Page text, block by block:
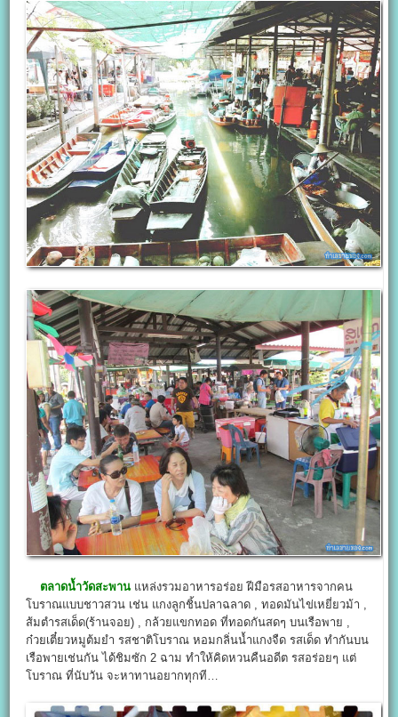
ตลาดน้ำวัดสะพาน แหล่งรวมอาหารอร่อย ฝีมือรสอาหารจากคน
โบราณแบบชาวสวน เช่น แกงลูกชิ้นปลาฉลาด , ทอดมันไข่เหยี่ยวม้า ,
ส้มตำรสเด็ด(ร้านจอย) , กล้วยแขกทอด ที่ทอดกันสดๆ บนเรือพาย ,
ก๋วยเตี๋ยวหมูต้มยำ รสชาติโบราณ หอมกลิ่นน้ำแกงจืด รสเด็ด ทำกันบน
เรือพายเช่นกัน ได้ชิมซัก 2 ฉาม ทำให้คิดหวนคืนอดีต รสอร่อยๆ แต่
โบราณ ที่นับวัน จะหาทานอยากทุกที…